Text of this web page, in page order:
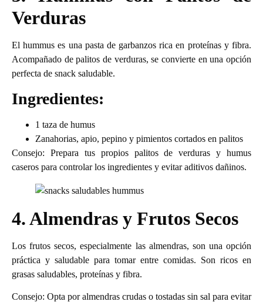
Verduras
El hummus es una pasta de garbanzos rica en proteínas y fibra.
Acompañado de palitos de verduras, se convierte en una opción
perfecta de snack saludable.
Ingredientes:
1 taza de humus
Zanahorias, apio, pepino y pimientos cortados en palitos
Consejo: Prepara tus propios palitos de verduras y humus
caseros para controlar los ingredientes y evitar aditivos dañinos.
4. Almendras y Frutos Secos
Los frutos secos, especialmente las almendras, son una opción
práctica y saludable para tomar entre comidas. Son ricos en
grasas saludables, proteínas y fibra.
Consejo: Opta por almendras crudas o tostadas sin sal para evitar